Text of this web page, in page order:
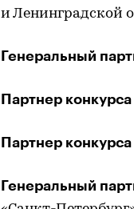
и Ленинградской
Генеральный
Партнер конкурса
Партнер конкурса
Генеральный